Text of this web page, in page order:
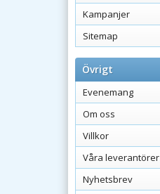
Kampanjer
Sitemap
Övrigt
Evenemang
Om oss
Villkor
Våra leverantörer
Nyhetsbrev